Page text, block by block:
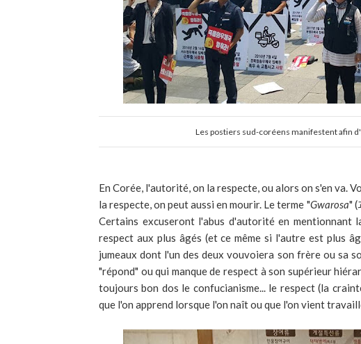
Les postiers sud-coréens manifestent afin
En Corée, l'autorité, on la respecte, ou alors on s'en va.
la respecte, on peut aussi en mourir. Le terme "Gwarosa"
Certains excuseront l'abus d'autorité en
respect aux plus âgés (et ce même si l'autre est plus
jumeaux dont l'un des deux vouvoiera son frère ou sa
"répond" ou qui manque de respect à son supérieur
toujours bon dos le confucianisme... le respect (la
que l'on apprend lorsque l'on naît ou que l'on vient